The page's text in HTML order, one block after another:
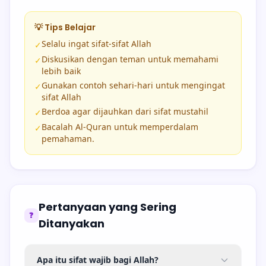
💡 Tips Belajar
✓Selalu ingat sifat-sifat Allah
✓Diskusikan dengan teman untuk memahami
lebih baik
✓Gunakan contoh sehari-hari untuk mengingat
sifat Allah
✓Berdoa agar dijauhkan dari sifat mustahil
✓Bacalah Al-Quran untuk memperdalam
pemahaman.
❓
Pertanyaan yang Sering
Ditanyakan
Apa itu sifat wajib bagi Allah?